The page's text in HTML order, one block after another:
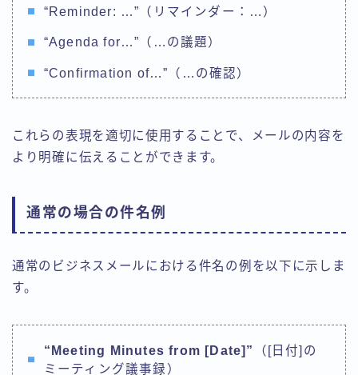
“Reminder: …”（リマインダー：…）
“Agenda for…”（…の議題）
“Confirmation of…”（…の確認）
これらの表現を適切に使用することで、メールの内容を
より明確に伝えることができます。
通常の場合の件名例
通常のビジネスメールにおける件名の例を以下に示しま
す。
“Meeting Minutes from [Date]”
（[日付]の
ミーティング議事録）